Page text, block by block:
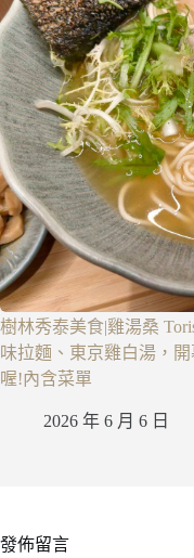
樹林秀泰美食|雞湯桑
味拉麵、東京雞白湯，
喔!內含菜單
2026 年 6 月 6 日
發佈留言